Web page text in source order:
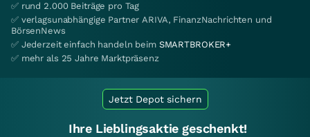
✅ rund 2.000 Beiträge pro Tag
✅ verlagsunabhängige Partner ARIVA, FinanzNachrichten und
BörsenNews
✅ Jederzeit einfach handeln beim SMARTBROKER+
✅ mehr als 25 Jahre Marktpräsenz
Jetzt Depot sichern
Ihre Lieblingsaktie geschenkt!